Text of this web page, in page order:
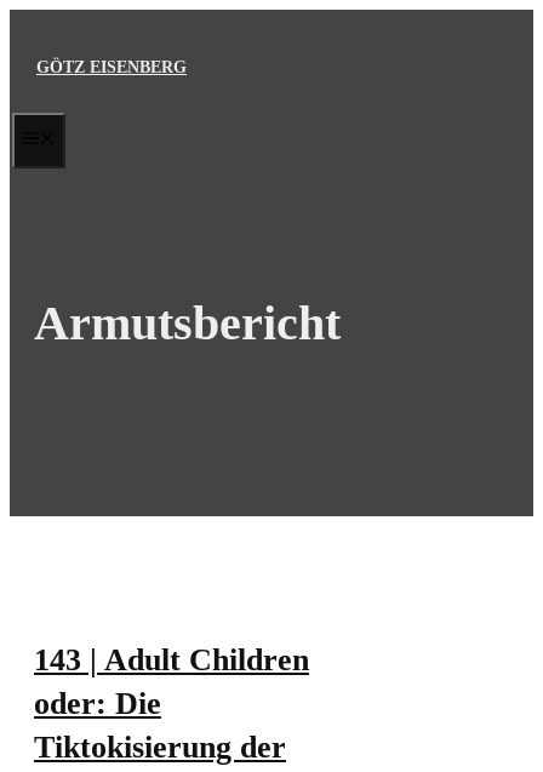
InhaltGÖTZ EISENBERG
Armutsbericht
143 | Adult Children
oder: Die
Tiktokisierung der